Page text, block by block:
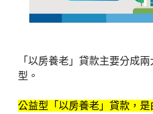
「以房養老」貸款主要分成
型。
公益型「以房養老」貸款，